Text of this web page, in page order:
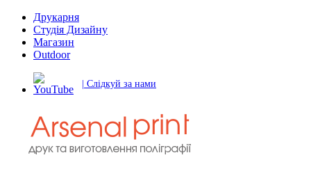
Друкарня
Студія Дизайну
Магазин
Outdoor
| Слідкуй за нами